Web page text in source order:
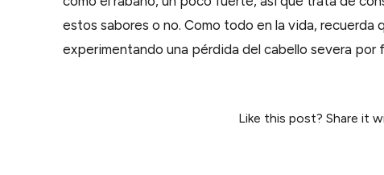
estos sabores o no. Como todo en la vida,
experimentando una pérdida del cabello severa por
Like this post? Share it